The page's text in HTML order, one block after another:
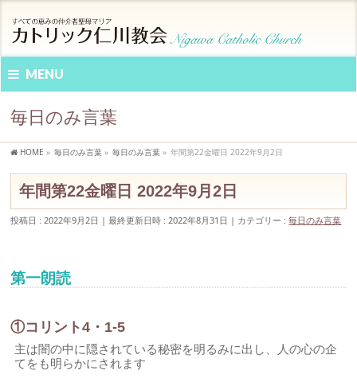
MENU
毎日のみ言葉
HOME » 毎日のみ言葉 » 毎日のみ言葉 » 年間第22金曜日 2022年9月2日
年間第22金曜日 2022年9月2日
投稿日 : 2022年9月2日 最終更新日時 : 2022年8月31日 カテゴリー :毎日のみ言葉
第一朗読
①コリント4・1-5
主は闇の中に隠されている秘密を明るみに出し、人の心の企
てをも明らかにされます